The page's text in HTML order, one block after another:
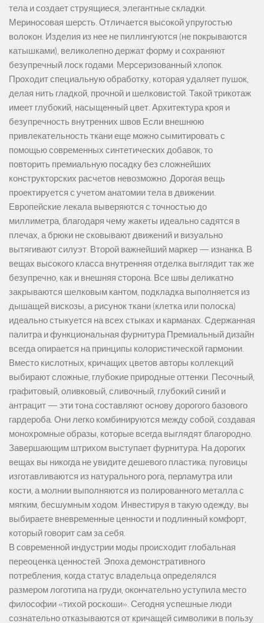
тела и создает струящиеся, элегантные складки.
Мериносовая шерсть. Отличается высокой упругостью
волокон. Изделия из нее не пиллингуются (не покрываются
катышками), великолепно держат форму и сохраняют
безупречный лоск годами. Мерсеризованный хлопок.
Проходит специальную обработку, которая удаляет пушок,
делая нить гладкой, прочной и шелковистой. Такой трикотаж
имеет глубокий, насыщенный цвет. Архитектура кроя и
безупречность внутренних швов Если внешнюю
привлекательность ткани еще можно сымитировать с
помощью современных синтетических добавок, то
повторить премиальную посадку без сложнейших
конструкторских расчетов невозможно. Дорогая вещь
проектируется с учетом анатомии тела в движении.
Европейские лекала выверяются с точностью до
миллиметра, благодаря чему жакеты идеально садятся в
плечах, а брюки не сковывают движений и визуально
вытягивают силуэт. Второй важнейший маркер — изнанка. В
вещах высокого класса внутренняя отделка выглядит так же
безупречно, как и внешняя сторона. Все швы деликатно
закрываются шелковым кантом, подкладка выполняется из
дышащей вискозы, а рисунок ткани (клетка или полоска)
идеально стыкуется на всех стыках и карманах. Сдержанная
палитра и функциональная фурнитура Премиальный дизайн
всегда опирается на принципы колористической гармонии.
Вместо кислотных, кричащих цветов авторы коллекций
выбирают сложные, глубокие природные оттенки. Песочный,
графитовый, оливковый, сливочный, глубокий синий и
антрацит — эти тона составляют основу дорогого базового
гардероба. Они легко комбинируются между собой, создавая
монохромные образы, которые всегда выглядят благородно.
Завершающим штрихом выступает фурнитура. На дорогих
вещах вы никогда не увидите дешевого пластика: пуговицы
изготавливаются из натурального рога, перламутра или
кости, а молнии выполняются из полированного металла с
мягким, бесшумным ходом. Инвестируя в такую одежду, вы
выбираете вневременные ценности и подлинный комфорт,
который говорит сам за себя.
В современной индустрии моды происходит глобальная
переоценка ценностей. Эпоха демонстративного
потребления, когда статус владельца определялся
размером логотипа на груди, окончательно уступила место
философии «тихой роскоши». Сегодня успешные люди
сознательно отказываются от кричащей символики в пользу